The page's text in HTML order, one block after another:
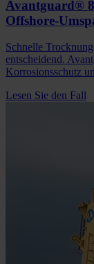
Avantguard®
Offshore-
Schnelle
entscheidend.
Korrosionsschutz
Lesen Sie den Fall